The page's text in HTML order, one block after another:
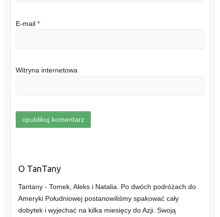
E-mail *
Witryna internetowa
O TanTany
Tantany - Tomek, Aleks i Natalia. Po dwóch podróżach do
Ameryki Południowej postanowiliśmy spakować cały
dobytek i wyjechać na kilka miesięcy do Azji. Swoją